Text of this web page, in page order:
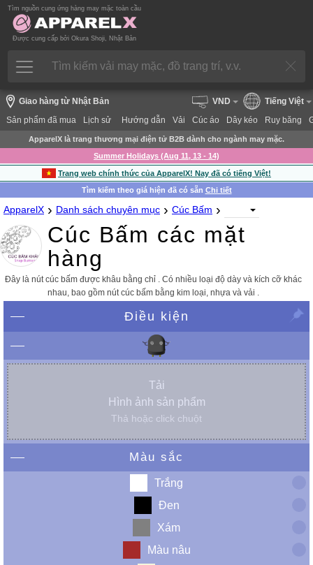
Tìm nguồn cung ứng hàng may mặc toàn cầu
Được cung cấp bởi Okura Shoji, Nhật Bản
Giao hàng từ Nhật Bản
Sản phẩm đã mua
Lịch sử Hướng dẫn Vải Cúc áo Dây kéo Ruy băng
VND Tiếng Việt
ApparelX là trang thương mại điện tử B2B dành cho ngành may mặc.
Summer Holidays (Aug 11, 13 - 14)
Trang web chính thức của ApparelX! Nay đã có tiếng Việt!
Tìm kiếm theo giá hiện đã có sẵn Chi tiết
ApparelX › Danh sách chuyên mục › Cúc Bấm ›
Cúc Bấm các mặt
hàng
Đây là nút cúc bấm được khâu bằng chỉ . Có nhiều loại độ dày và kích cỡ khác
nhau, bao gồm nút cúc bấm bằng kim loại, nhựa và vải .
Điều kiện
Tải
Hình ảnh sản phẩm
Thả hoặc click chuột
Màu sắc
Trắng
Đen
Xám
Màu nâu